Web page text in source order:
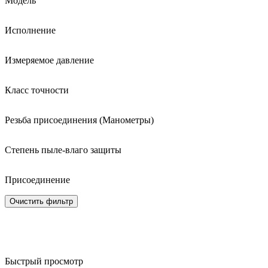
Исполнение
Измеряемое давление
Класс точности
Резьба присоединения (Манометры)
Степень пыле-влаго защиты
Присоединение
Очистить фильтр
Быстрый просмотр